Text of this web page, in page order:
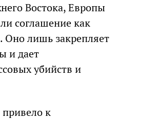
Востока, Европы
соглашение как
Оно лишь закрепляет
и дает
убийств и
к